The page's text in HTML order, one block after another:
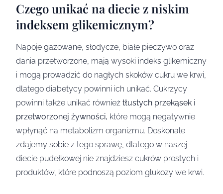
Czego unikać na diecie z niskim
indeksem glikemicznym?
Napoje gazowane, słodycze, białe pieczywo oraz
dania przetworzone, mają wysoki indeks glikemiczny
i mogą prowadzić do nagłych skoków cukru we krwi,
dlatego diabetycy powinni ich unikać. Cukrzycy
powinni także unikać również tłustych przekąsek i
przetworzonej żywności, które mogą negatywnie
wpłynąć na metabolizm organizmu. Doskonale
zdajemy sobie z tego sprawę, dlatego w naszej
diecie pudełkowej nie znajdziesz cukrów prostych i
produktów, które podnoszą poziom glukozy we krwi.